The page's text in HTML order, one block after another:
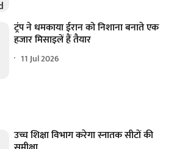
ट्रंप ने धमकाया ईरान को निशाना बनाते एक
हजार मिसाइलें हैं तैयार
11 Jul 2026
उच्च शिक्षा विभाग करेगा स्नातक सीटों की